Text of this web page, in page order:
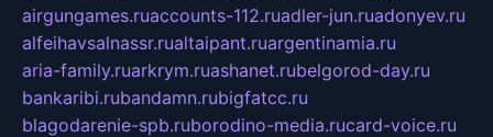
airgungames.ruaccounts-112.ruadler-jun.ruadonyev.ru
alfeihavsalnassr.rualtaipant.ruargentinamia.ru
aria-family.ruarkrym.ruashanet.rubelgorod-day.ru
bankaribi.rubandamn.rubigfatcc.ru
blagodarenie-spb.ruborodino-media.rucard-voice.ru